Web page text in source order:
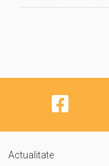
Actualitate